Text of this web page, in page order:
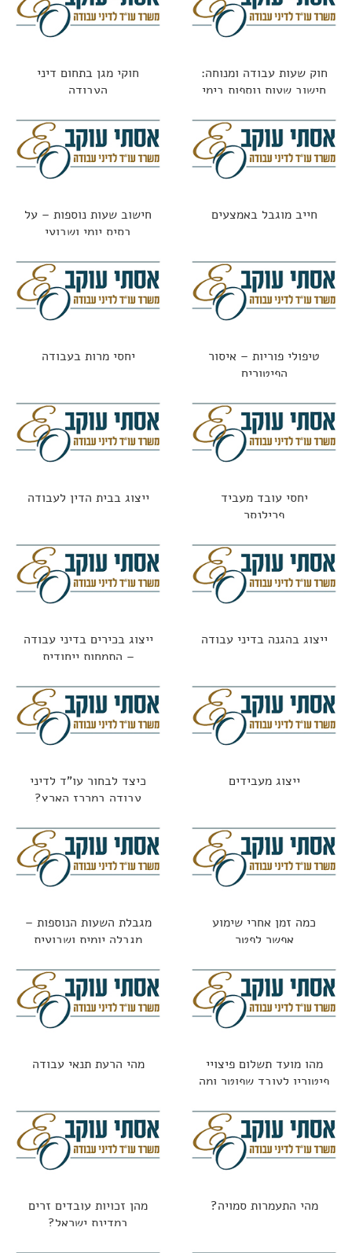
חוק שעות עבודה ומנוחה:
חישוב שעות נוספות בימי
חוקי מגן בתחום דיני
העבודה
חייב מוגבל באמצעים
חישוב שעות נוספות – על
בסיס יומי ושבועי
טיפולי פוריות – איסור
הפיטורים
יחסי מרות בעבודה
יחסי עובד מעביד
פרילנסר
ייצוג בבית הדין לעבודה
ייצוג בהגנה בדיני עבודה
ייצוג בכירים בדיני עבודה
– התמחות ייחודית
ייצוג מעבידים
כיצד לבחור עו"ד לדיני
עבודה במרכז הארץ?
כמה זמן אחרי שימוע
אפשר לפטר
מגבלת השעות הנוספות –
מגבלה יומית ושבועית
מהו מועד תשלום פיצויי
פיטורין לעובד שפוטר ומה
מהי הרעת תנאי עבודה
מהי התעמרות סמויה?
מהן זכויות עובדים זרים
במדינת ישראל?